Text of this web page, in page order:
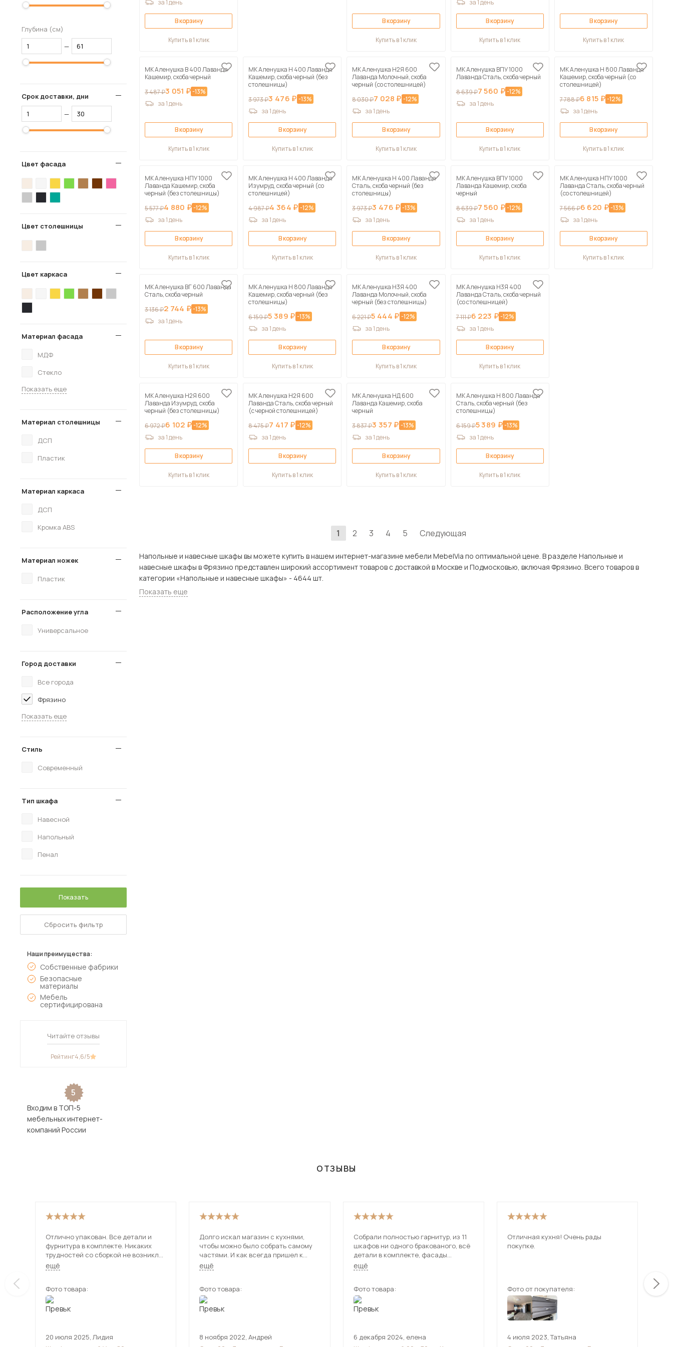
Глубина (см)
—
Срок доставки, дни
—
Цвет фасада
Цвет столешницы
Цвет каркаса
Материал фасада
МДФ
Стекло
Показать еще
Материал столешницы
ДСП
Пластик
Материал каркаса
ДСП
Кромка ABS
Материал ножек
Пластик
Расположение угла
Универсальное
Город доставки
Все города
Фрязино
Показать еще
Стиль
Современный
Тип шкафа
Навесной
Напольный
Пенал
Показать
Сбросить фильтр
Наши преимущества:
Собственные фабрики
Безопасные
материалы
Мебель
сертифицирована
Читайте отзывы
Рейтинг4,6/5
5
Входим в ТОП-5
мебельных интернет-
компаний России
за 1 день
В корзину
Купить в 1 клик
В корзину
Купить в 1 клик
за 1 день
В корзину
Купить в 1 клик
В корзину
Купить в 1 клик
МК Аленушка В 400 Лаванда
Кашемир, скоба черный
3 487 ₽3 051 ₽-13%
за 1 день
В корзину
Купить в 1 клик
МК Аленушка Н 400 Лаванда
Кашемир, скоба черный (без
столешницы)
3 973 ₽3 476 ₽ -13%
за 1 день
В корзину
Купить в 1 клик
МК Аленушка Н2Я 600
Лаванда Молочный, скоба
черный (со столешницей)
8 030 ₽7 028 ₽ -12%
за 1 день
В корзину
Купить в 1 клик
МК Аленушка ВПУ 1000
Лаванда Сталь, скоба черный
8 639 ₽7 560 ₽-12%
за 1 день
В корзину
Купить в 1 клик
МК Аленушка Н 800 Лаванда
Кашемир, скоба черный (со
столешницей)
7 788 ₽6 815 ₽-12%
за 1 день
В корзину
Купить в 1 клик
МК Аленушка НПУ 1000
Лаванда Кашемир, скоба
черный (без столешницы)
5 577 ₽4 880 ₽-12%
за 1 день
В корзину
Купить в 1 клик
МК Аленушка Н 400 Лаванда
Изумруд, скоба черный (со
столешницей)
4 987 ₽4 364 ₽ -12%
за 1 день
В корзину
Купить в 1 клик
МК Аленушка Н 400 Лаванда
Сталь, скоба черный (без
столешницы)
3 973 ₽3 476 ₽ -13%
за 1 день
В корзину
Купить в 1 клик
МК Аленушка ВПУ 1000
Лаванда Кашемир, скоба
черный
8 639 ₽7 560 ₽-12%
за 1 день
В корзину
Купить в 1 клик
МК Аленушка НПУ 1000
Лаванда Сталь, скоба черный
(со столешницей)
7 566 ₽6 620 ₽-13%
за 1 день
В корзину
Купить в 1 клик
МК Аленушка ВГ 600 Лаванда
Сталь, скоба черный
3 136 ₽2 744 ₽-13%
за 1 день
В корзину
Купить в 1 клик
МК Аленушка Н 800 Лаванда
Кашемир, скоба черный (без
столешницы)
6 159 ₽5 389 ₽ -13%
за 1 день
В корзину
Купить в 1 клик
МК Аленушка Н3Я 400
Лаванда Молочный, скоба
черный (без столешницы)
6 221 ₽5 444 ₽ -12%
за 1 день
В корзину
Купить в 1 клик
МК Аленушка Н3Я 400
Лаванда Сталь, скоба черный
(со столешницей)
7 111 ₽6 223 ₽-12%
за 1 день
В корзину
Купить в 1 клик
МК Аленушка Н2Я 600
Лаванда Изумруд, скоба
черный (без столешницы)
6 972 ₽6 102 ₽-12%
за 1 день
В корзину
Купить в 1 клик
МК Аленушка Н2Я 600
Лаванда Сталь, скоба черный
(с черной столешницей)
8 475 ₽7 417 ₽ -12%
за 1 день
В корзину
Купить в 1 клик
МК Аленушка НД 600
Лаванда Кашемир, скоба
черный
3 837 ₽3 357 ₽ -13%
за 1 день
В корзину
Купить в 1 клик
МК Аленушка Н 800 Лаванда
Сталь, скоба черный (без
столешницы)
6 159 ₽5 389 ₽-13%
за 1 день
В корзину
Купить в 1 клик
1 2 3 4 5 Следующая
Напольные и навесные шкафы вы можете купить в нашем интернет-магазине мебели MebelVia по оптимальной цене. В разделе Напольные и
навесные шкафы в Фрязино представлен широкий ассортимент товаров с доставкой в Москве и Подмосковью, включая Фрязино. Всего товаров в
категории «Напольные и навесные шкафы» - 4644 шт.
Показать еще
ОТЗЫВЫ
Отлично упакован. Все детали и
фурнитура в комплекте. Никаких
трудностей со сборкой не возникло.
Столешница вообще порадовала.
Толстая. Надёжная. Брали на дачу.
цена-качество на 5 баллов
ещё
Фото товара:
20 июля 2025, Лидия
Долго искал магазин с кухнями,
чтобы можно было собрать самому
частями. И как всегда пришел к
выбору данного магазина. Здесь
очень много выбора качественной
ещё
Фото товара:
8 ноября 2022,Андрей
Собрали полностью гарнитур, из 11
шкафов ни одного бракованого, всё
детали в комплекте, фасады
отличные, мебель практически без
запаха. Собирается легко даже
ещё
Фото товара:
6 декабря 2024, елена
Отличная кухня! Очень рады
покупке.
Фото от покупателя:
4 июля 2023,Татьяна